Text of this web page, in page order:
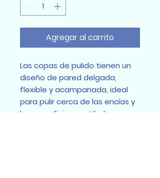
Agregar al carrito
Las copas de pulido tienen un
diseño de pared delgada,
flexible y acampanada, ideal
para pulir cerca de las encías y
las superficies vestibulares, y